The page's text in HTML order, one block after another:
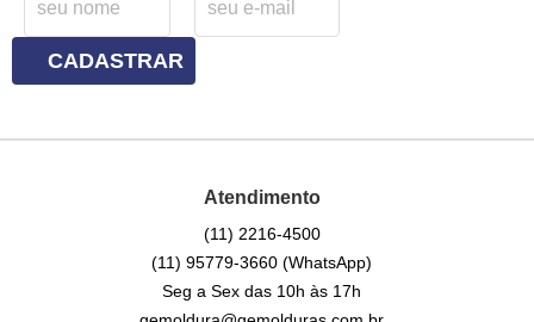
CADASTRAR
Atendimento
(11) 2216-4500
(11) 95779-3660(WhatsApp)
Seg a Sex das 10h às 17h